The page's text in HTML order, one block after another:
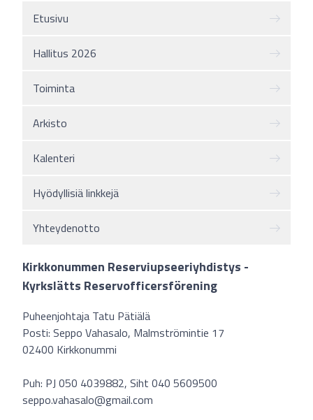
Etusivu
Hallitus 2026
Toiminta
Arkisto
Kalenteri
Hyödyllisiä linkkejä
Yhteydenotto
Kirkkonummen Reserviupseeriyhdistys -
Kyrkslätts Reservofficersförening
Puheenjohtaja Tatu Pätiälä
Posti: Seppo Vahasalo, Malmströmintie 17
02400 Kirkkonummi
Puh: PJ 050 4039882, Siht 040 5609500
seppo.vahasalo@gmail.com